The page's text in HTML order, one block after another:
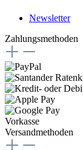
Newsletter
Zahlungsmethoden
Vorkasse
Versandmethoden